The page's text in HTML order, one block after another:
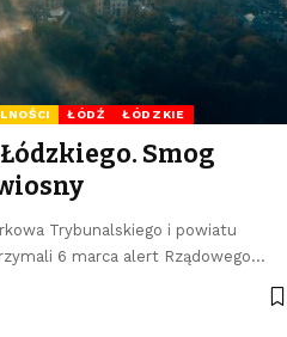
ŁÓDŹ ŁÓDZKIE
Smog
Trybunalskiego i powiatu
6 marca alert Rządowego…